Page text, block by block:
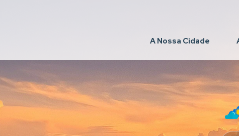
A Nossa Cidade